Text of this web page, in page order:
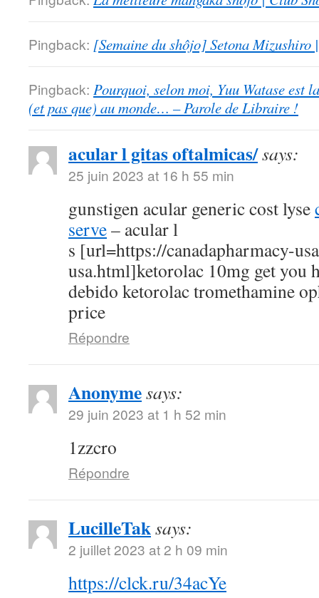
Pingback: [Semaine du shôjo] Setona Mizushiro
Pingback: Pourquoi, selon moi, Yuu Watase est
(et pas que) au monde… – Parole de Libraire !
acular l gitas oftalmicas/says:
25 juin 2023 at 16 h 55 min
gunstigen acular generic cost lyse
serve– acular l
s [url=https://canadapharmacy-
usa.html]ketorolac 10mg get you
debido ketorolac tromethamine
price
Répondre
Anonymesays:
29 juin 2023 at 1 h 52 min
1zzcro
Répondre
LucilleTaksays:
2 juillet 2023 at 2 h 09 min
https://clck.ru/34acYe